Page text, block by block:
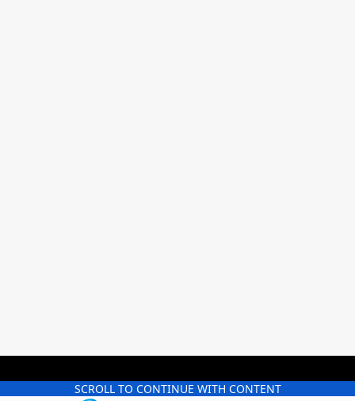
SCROLL TO CONTINUE WITH CONTENT